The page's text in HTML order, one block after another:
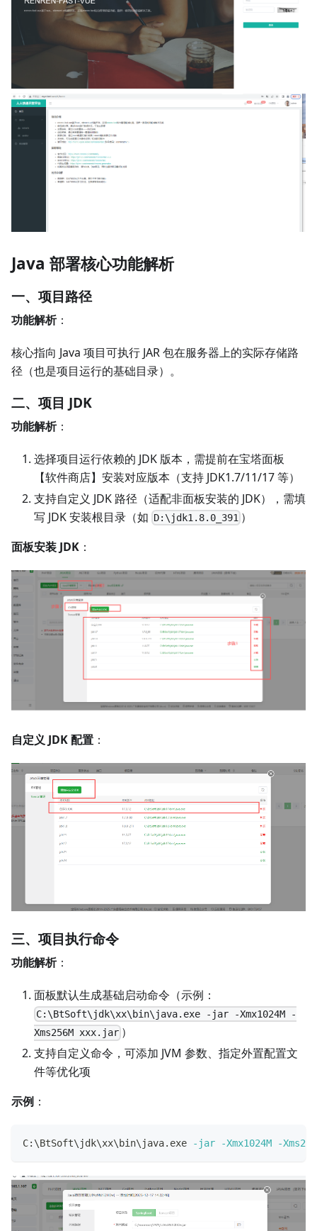
Java 部署核心功能解析
一、项目路径
功能解析：
核心指向 Java 项目可执行 JAR 包在服务器上的实际存储路
径（也是项目运行的基础目录）。
二、项目 JDK
功能解析：
选择项目运行依赖的 JDK 版本，需提前在宝塔面板
【软件商店】安装对应版本（支持 JDK1.7/11/17 等）
支持自定义 JDK 路径（适配非面板安装的 JDK），需填
写 JDK 安装根目录（如 D:\jdk1.8.0_391 ）
面板安装 JDK ：
自定义 JDK 配置 ：
三、项目执行命令
功能解析：
面板默认生成基础启动命令（示例：
C:\BtSoft\jdk\xx\bin\java.exe -jar -Xmx1024M -
Xms256M xxx.jar ）
支持自定义命令，可添加 JVM 参数、指定外置配置文
件等优化项
示例 ：
C: \BtSoft\jdk\xx\bin\java.exe -jar -Xmx1024M -